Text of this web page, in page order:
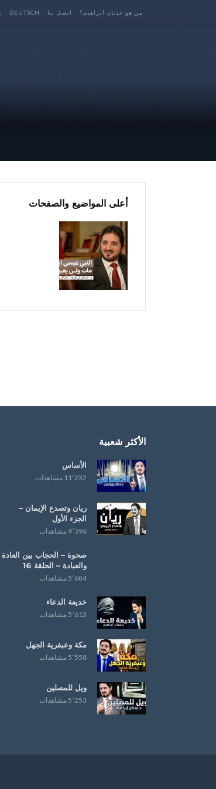
من هو عدنان ابراهيم؟ اتصل بنا DEUTSCH
أعلى المواضيع والصفحات
الأكثر شعبية
الأساس
11٬232 مشاهدات
ريان وتصدع الإيمان –
الجزء الأول
9٬396 مشاهدات
صحوة – ‏الحجاب‬ بين العادة
و‫‏العبادة‬ – الحلقة 16
5٬684 مشاهدات
خديعة الدعاء
5٬613 مشاهدات
مكة وعبقرية الجهل
5٬558 مشاهدات
ويل للمصلين
5٬253 مشاهدات